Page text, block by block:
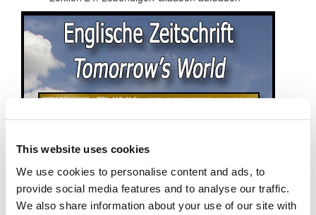
This website uses cookies
We use cookies to personalise content and ads, to
provide social media features and to analyse our traffic.
We also share information about your use of our site with